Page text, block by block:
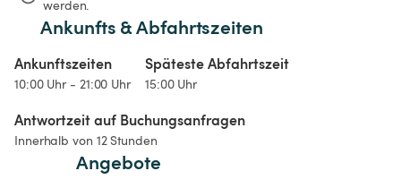
werden.
Ankunfts & Abfahrtszeiten
Ankunftszeiten
10:00 Uhr - 21:00 Uhr
Späteste Abfahrtszeit
15:00 Uhr
Antwortzeit auf Buchungsanfragen
Innerhalb von 12 Stunden
Angebote